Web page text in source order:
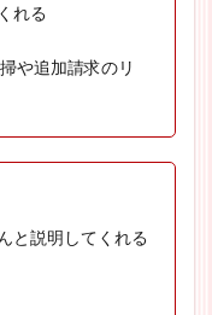
れる
や追加請求のリ
と説明してくれる